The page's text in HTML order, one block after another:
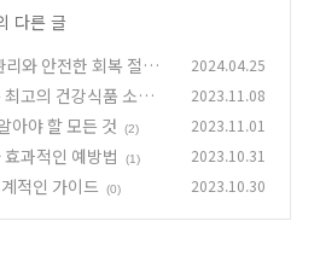
다른 글
와 안전한 회복 절차
2024.04.25
고의 건강식품 소개 2023.11.08
아야 할 모든 것 (2) 2023.11.01
과적인 예방법 (1) 2023.10.31
적인 가이드 (0) 2023.10.30